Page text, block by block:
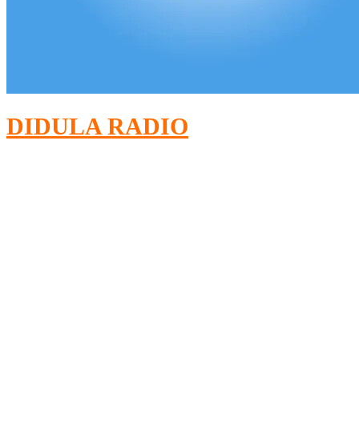
DIDULA RADIO